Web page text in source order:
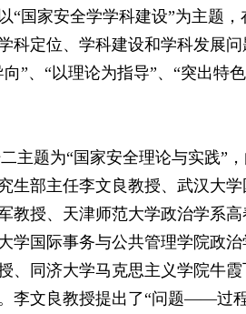
“国家安全学学科建设”为主题
科定位、学科建设和学科发展
”、“以理论为指导”、“突出特
题为“国家安全理论与实践”，
生部主任李文良教授、武汉大
教授、天津师范大学政治学系
学国际事务与公共管理学院政
、同济大学马克思主义学院牛
李文良教授提出了“问题——过